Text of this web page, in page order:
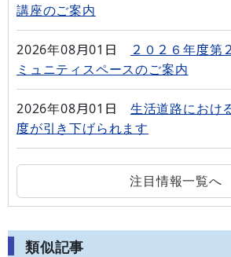
講座のご案内
2026年08月01日
２０２６年度第
ミュニティスペースのご案内
2026年08月01日
生活道路におけ
度が引き下げられます
注目情報一覧へ
類似記事